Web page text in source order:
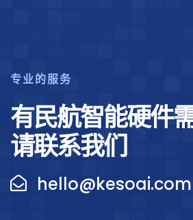
专业的服务
有民航智能硬件
请联系我们
hello@kesoai.com